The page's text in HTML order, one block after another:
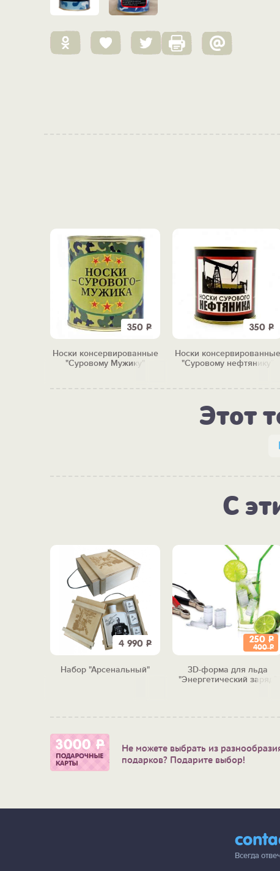
350 Р
Носки консервированные
"Суровому Мужику"
350 Р
Носки консервированные
"Суровому нефтянику"
Этот
С
4 990 Р
Набор "Арсенальный"
250 Р
400Р
3D-форма для льда
"Энергетический заряд"
Не можете выбрать из
подарков? Подарите выбор!
Всегда